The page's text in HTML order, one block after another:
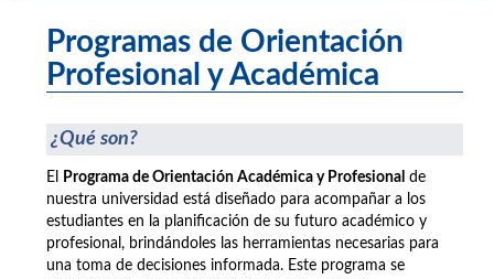
Programas de Orientación
Profesional y Académica
¿Qué son?
El Programa de Orientación Académica y Profesional de
nuestra universidad está diseñado para acompañar a los
estudiantes en la planificación de su futuro académico y
profesional, brindándoles las herramientas necesarias para
una toma de decisiones informada. Este programa se